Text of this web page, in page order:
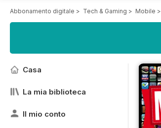
Abbonamento digitale > Tech & Gaming > Mobile >
Casa
La mia biblioteca
Il mio conto